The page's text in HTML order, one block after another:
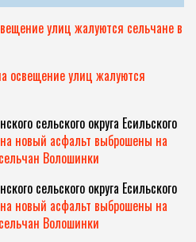
улиц жалуются сельчане в
освещение улиц жалуются
сельского округа Есильского
новый асфальт выброшены на
Волошинки
сельского округа Есильского
новый асфальт выброшены на
Волошинки